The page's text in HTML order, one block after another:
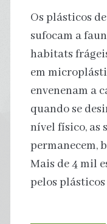
Os plásticos
sufocam a
habitats
em
envenenam a
quando se
nível físico, as
permanecem,
Mais de 4 mil
pelos